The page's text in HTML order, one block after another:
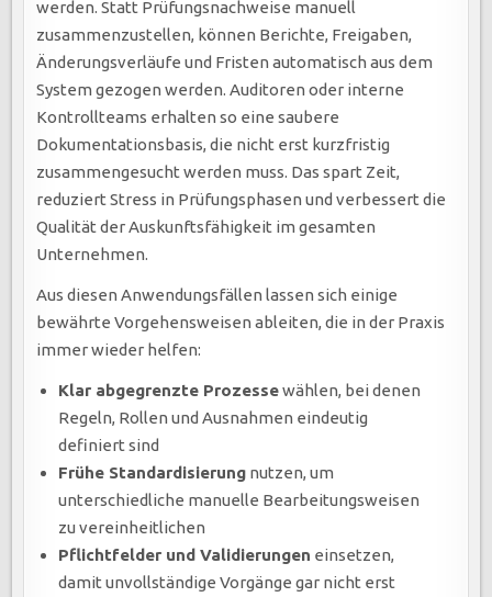
werden. Statt Prüfungsnachweise manuell
zusammenzustellen, können Berichte, Freigaben,
Änderungsverläufe und Fristen automatisch aus dem
System gezogen werden. Auditoren oder interne
Kontrollteams erhalten so eine saubere
Dokumentationsbasis, die nicht erst kurzfristig
zusammengesucht werden muss. Das spart Zeit,
reduziert Stress in Prüfungsphasen und verbessert die
Qualität der Auskunftsfähigkeit im gesamten
Unternehmen.
Aus diesen Anwendungsfällen lassen sich einige
bewährte Vorgehensweisen ableiten, die in der Praxis
immer wieder helfen:
Klar abgegrenzte Prozessewählen, bei denen
Regeln, Rollen und Ausnahmen eindeutig
definiert sind
Frühe Standardisierung nutzen, um
unterschiedliche manuelle Bearbeitungsweisen
zu vereinheitlichen
Pflichtfelder und Validierungen einsetzen,
damit unvollständige Vorgänge gar nicht erst